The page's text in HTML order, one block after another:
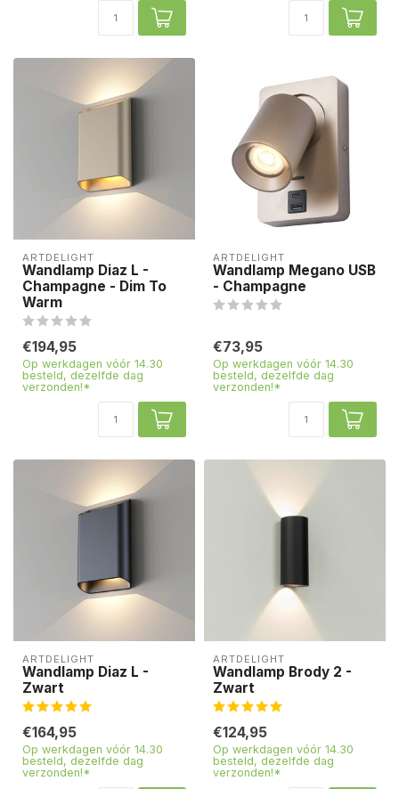
ARTDELIGHT
Wandlamp Diaz L -
Champagne - Dim To
Warm
€194,95
Op werkdagen vóór 14.30
besteld, dezelfde dag
verzonden!*
ARTDELIGHT
Wandlamp Megano USB
- Champagne
€73,95
Op werkdagen vóór 14.30
besteld, dezelfde dag
verzonden!*
ARTDELIGHT
Wandlamp Diaz L -
Zwart
€164,95
Op werkdagen vóór 14.30
besteld, dezelfde dag
verzonden!*
ARTDELIGHT
Wandlamp Brody 2 -
Zwart
€124,95
Op werkdagen vóór 14.30
besteld, dezelfde dag
verzonden!*